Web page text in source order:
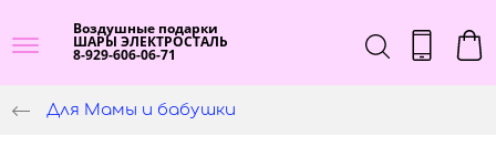
Воздушные подарки
ШАРЫ ЭЛЕКТРОСТАЛЬ
8-929-606-06-71
Для Мамы и бабушки